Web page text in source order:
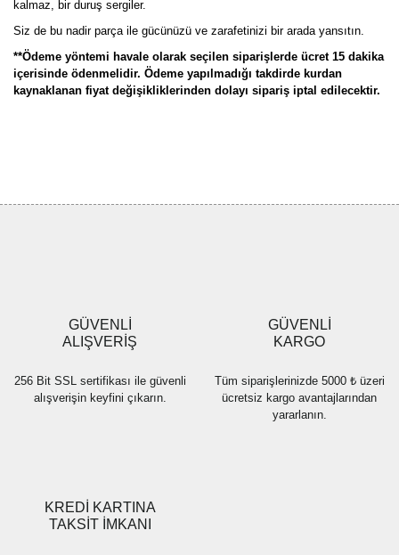
kalmaz, bir duruş sergiler.
Siz de bu nadir parça ile gücünüzü ve zarafetinizi bir arada yansıtın.
**Ödeme yöntemi havale olarak seçilen siparişlerde ücret 15 dakika
içerisinde ödenmelidir. Ödeme yapılmadığı takdirde kurdan
kaynaklanan fiyat değişikliklerinden dolayı sipariş iptal edilecektir.
Ürün fiyatı diğer sitelerden daha pahalı.
Bu ürüne benzer farklı alternatifler olmalı.
GÜVENLİ
ALIŞVERİŞ
256 Bit SSL sertifikası ile güvenli
alışverişin keyfini çıkarın.
GÜVENLİ
KARGO
Tüm siparişlerinizde 5000 ₺ üzeri
ücretsiz kargo avantajlarından
yararlanın.
KREDİ KARTINA
TAKSİT İMKANI